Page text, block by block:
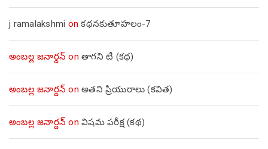
j ramalakshmi onకథనకుతూహలం-7
అంబల్ల జనార్దన్ on తాగని టీ (కథ)
అంబల్ల జనార్దన్ on అతని ప్రియురాలు (కవిత)
అంబల్ల జనార్దన్ on విషమ పరీక్ష (క‌థ‌)